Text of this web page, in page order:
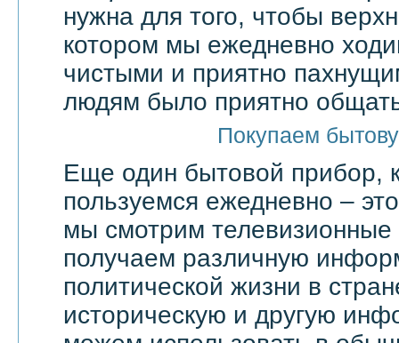
нужна для того, чтобы
котором мы ежедневно
чистыми и приятно
людям было приятно
Покупаем
Еще один бытовой прибор,
пользуемся ежедневно –
мы смотрим телевизионные
получаем различную
политической жизни в
историческую и другую